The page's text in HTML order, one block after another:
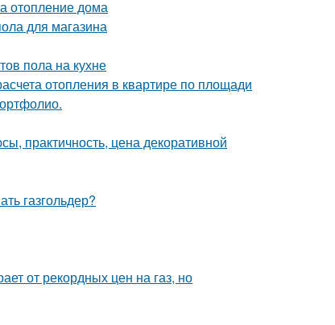
отопление дома
для магазина
пола на кухне
отопления в квартире по площади
практичность, цена декоративной
газгольдер?
от рекордных цен на газ, но